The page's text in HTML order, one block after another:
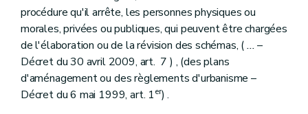
Art. 257/6
Chapitre II Du réseau des principales infrastructures de transport d'énergies au sens de l'article 23, alinéa 2.
Art. 259/3
Chapitre III De l'exécution de l'article 34, alinéa 2
Art. 260
Art. 261
Chapitre IV De la liste des actes et travaux de minime importance
Section première
procédure qu'il arrête, les personnes physiques ou
morales, privées ou publiques, qui peuvent être chargées
de l'élaboration ou de la révision des schémas, (...–
Décret du 30 avril 2009, art. 7 ) , (des plans
d'aménagement ou des règlements d'urbanisme –
Décret du 6 mai 1999, art. 1er) .